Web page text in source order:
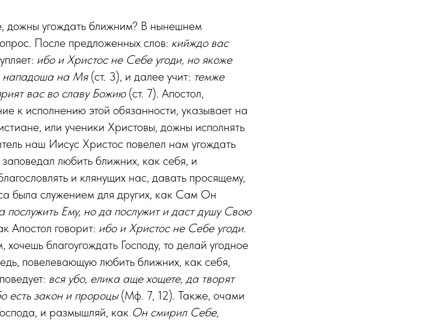
дожны угождать ближним? В нынешнем
После предложенных слов: кийждо вас
ибо и Христос не Себе угоди, но якоже
нападоша на Мя(ст. 3), и далее учит: темже
вас во славу Божию(ст. 7). Апостол,
к исполнению этой обязанности, указывает на
или ученики Христовы, дожны исполнять
наш Иисус Христос повелел нам угождать
любить ближних, как себя, и
и клянущих нас, давать просящему,
была служением для других, как Сам Он
послужить Ему, но да послужит и даст душу Свою
Апостол говорит: ибо и Христос не Себе угоди.
благоугождать Господу, то делай угодное
повелевающую любить ближних, как себя,
вся убо, елика аще хощете, да творят
есть закон и пророцы(Мф. 7, 12). Также, очами
и размышляй, как Он смирил Себе,